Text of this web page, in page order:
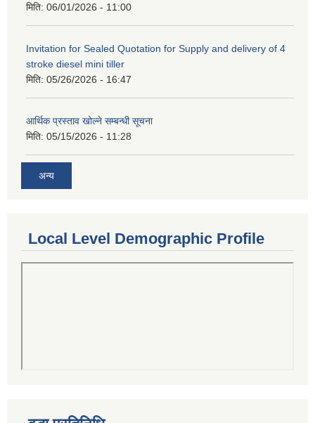
मिति: 06/01/2026 - 11:00
Invitation for Sealed Quotation for Supply and delivery of 4
stroke diesel mini tiller
मिति: 05/26/2026 - 16:47
आर्थिक प्रस्ताव खोल्ने सम्बन्धी सूचना
मिति: 05/15/2026 - 11:28
अन्य
Local Level Demographic Profile